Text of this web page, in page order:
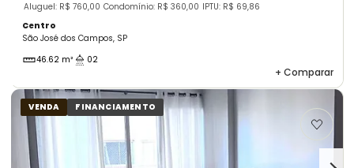
Aluguel: R$ 760,00 Condomínio: R$ 360,00 IPTU: R$ 69,86
Centro
São José dos Campos, SP
46.62 m²
02
+ Comparar
VENDA FINANCIAMENTO